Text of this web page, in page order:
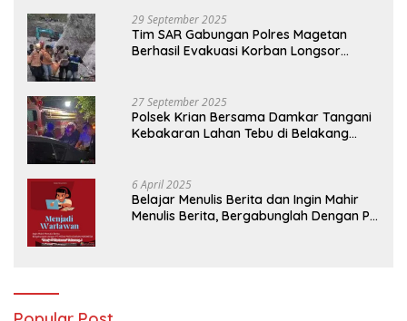
29 September 2025
Tim SAR Gabungan Polres Magetan
Berhasil Evakuasi Korban Longsor
27 September 2025
Polsek Krian Bersama Damkar Tangani
Kebakaran Lahan Tebu di Belakang
6 April 2025
Belajar Menulis Berita dan Ingin Mahir
Menulis Berita, Bergabunglah Dengan PT